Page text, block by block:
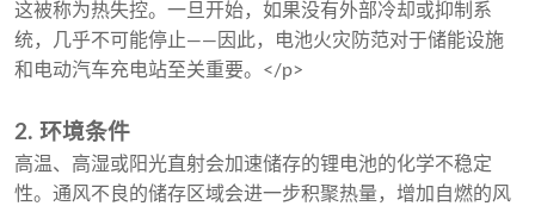
这被称为热失控。一旦开始，如果没有外部冷却或抑制系
统，几乎不可能停止——因此，电池火灾防范对于储能设施
和电动汽车充电站至关重要。</p>
2. 环境条件
高温、高湿或阳光直射会加速储存的锂电池的化学不稳定
性。通风不良的储存区域会进一步积聚热量，增加自燃的风